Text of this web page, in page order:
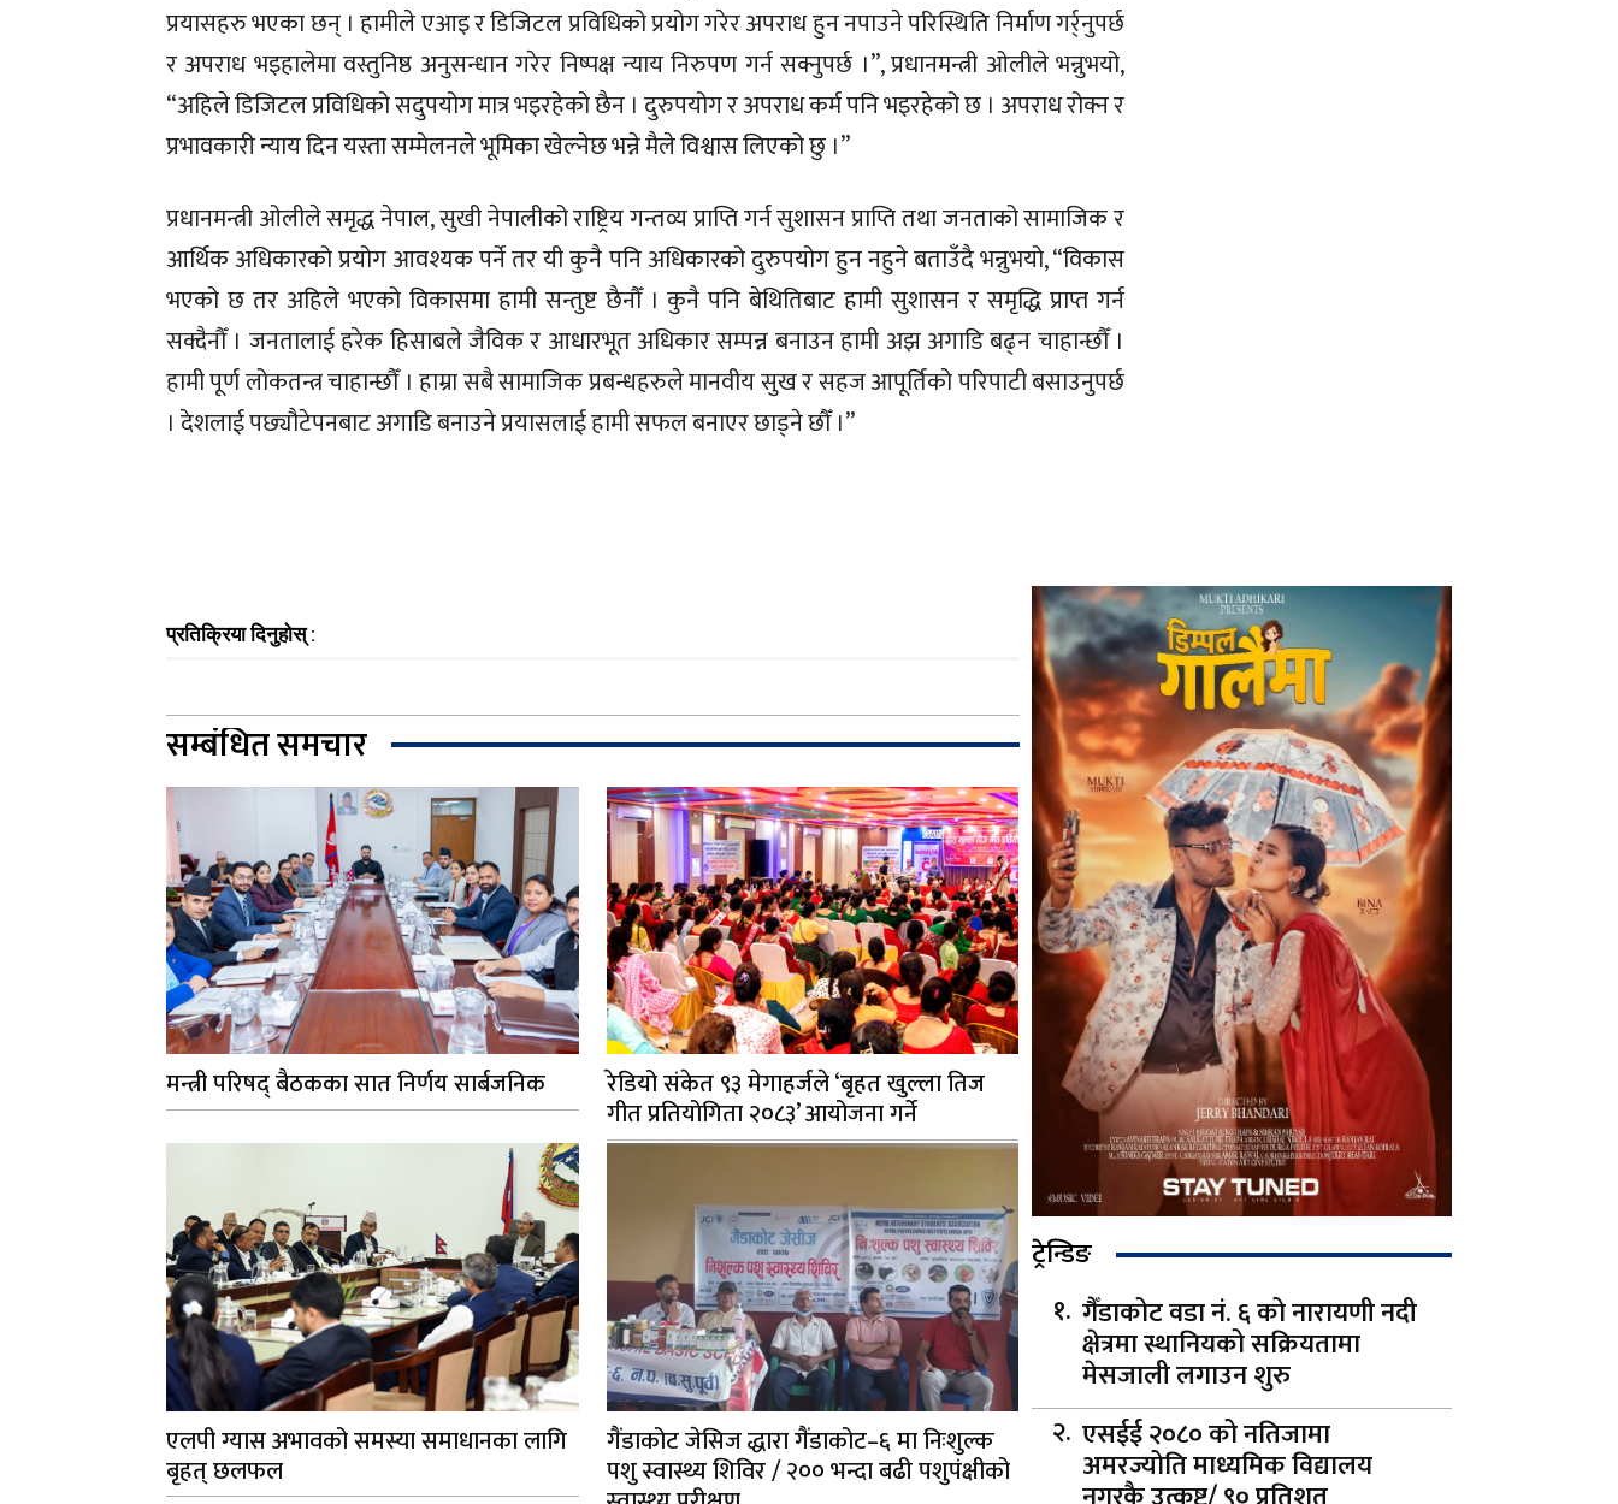
प्रयासहरु भएका छन् । हामीले एआइ र डिजिटल प्रविधिको प्रयोग गरेर अपराध हुन नपाउने परिस्थिति निर्माण गर्र्नुपर्छ
र अपराध भइहालेमा वस्तुनिष्ठ अनुसन्धान गरेर निष्पक्ष न्याय निरुपण गर्न सक्नुपर्छ ।”, प्रधानमन्त्री ओलीले भन्नुभयो,
“अहिले डिजिटल प्रविधिको सदुपयोग मात्र भइरहेको छैन । दुरुपयोग र अपराध कर्म पनि भइरहेको छ । अपराध रोक्न र
प्रभावकारी न्याय दिन यस्ता सम्मेलनले भूमिका खेल्नेछ भन्ने मैले विश्वास लिएको छु ।”
प्रधानमन्त्री ओलीले समृद्ध नेपाल, सुखी नेपालीको राष्ट्रिय गन्तव्य प्राप्ति गर्न सुशासन प्राप्ति तथा जनताको सामाजिक र
आर्थिक अधिकारको प्रयोग आवश्यक पर्ने तर यी कुनै पनि अधिकारको दुरुपयोग हुन नहुने बताउँदै भन्नुभयो, “विकास
भएको छ तर अहिले भएको विकासमा हामी सन्तुष्ट छैनौँ । कुनै पनि बेथितिबाट हामी सुशासन र समृद्धि प्राप्त गर्न
सक्दैनौँ । जनतालाई हरेक हिसाबले जैविक र आधारभूत अधिकार सम्पन्न बनाउन हामी अझ अगाडि बढ्न चाहान्छौँ ।
हामी पूर्ण लोकतन्त्र चाहान्छौँ । हाम्रा सबै सामाजिक प्रबन्धहरुले मानवीय सुख र सहज आपूर्तिको परिपाटी बसाउनुपर्छ
। देशलाई पछ्यौटेपनबाट अगाडि बनाउने प्रयासलाई हामी सफल बनाएर छाड्ने छौँ ।”
प्रतिक्रिया दिनुहोस् :
सम्बंधित समचार
मन्त्री परिषद् बैठकका सात निर्णय सार्बजनिक रेडियो संकेत ९३ मेगाहर्जले ‘बृहत खुल्ला तिज
गीत प्रतियोगिता २०८३’ आयोजना गर्ने
एलपी ग्यास अभावको समस्या समाधानका लागि
बृहत् छलफल
गैंडाकोट जेसिज द्धारा गैंडाकोट–६ मा निःशुल्क
पशु स्वास्थ्य शिविर / २०० भन्दा बढी पशुपंक्षीको
ट्रेन्डिङ
गैँडाकोट वडा नं. ६ को नारायणी नदी
क्षेत्रमा स्थानियको सक्रियतामा
मेसजाली लगाउन शुरु
एसईई २०८० को नतिजामा
अमरज्योति माध्यमिक विद्यालय